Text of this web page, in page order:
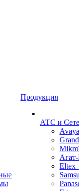
Продукция
АТС и
Avaya
Eltex